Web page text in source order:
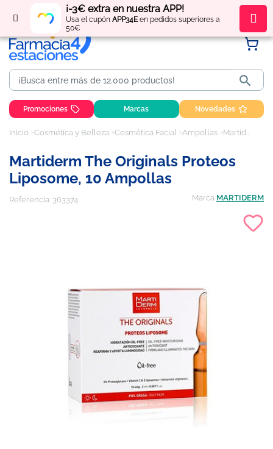
¡-3€ extra en nuestra APP!
Usa el cupón APP34Een pedidos superiores a
50€
Regístratey obténpuntos por tus compras

Promociones Marcas Novedades
Inicio Cosmética y Belleza Cosmética Facial Ampollas Martiderm The Originals Proteos Liposome, 10 ampollas
Martiderm The Originals Proteos
Liposome, 10 Ampollas
Referencia: 363374 Marca MARTIDERM